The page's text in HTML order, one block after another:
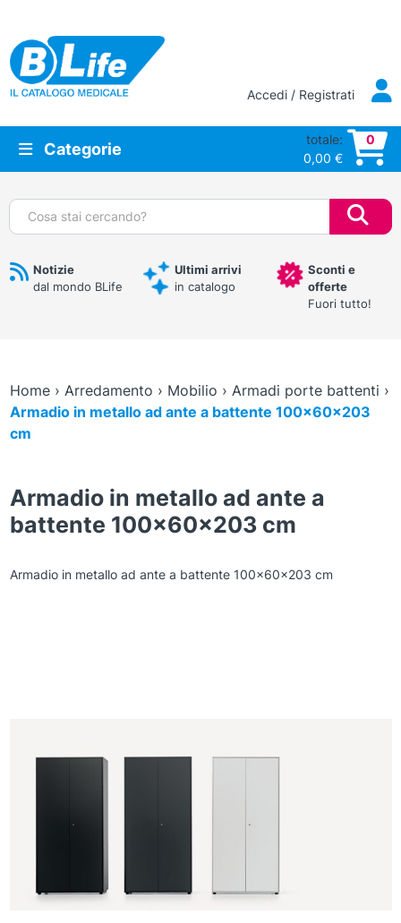
Vai al contenuto principale
Accedi / Registrati
Categorie
totale:
0,00 €
0
Cerca:
Notizie
dal mondo BLife
Ultimi arrivi
in catalogo
Sconti e
offerte
Fuori tutto!
Home› Arredamento › Mobilio › Armadi porte battenti ›
Armadio in metallo ad ante a battente 100x60x203
cm
Armadio in metallo ad ante a
battente 100x60x203 cm
Armadio in metallo ad ante a battente 100x60x203 cm